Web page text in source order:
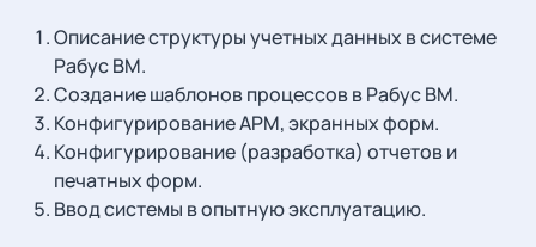
Описание структуры учетных данных в системе
Рабус ВМ.
Создание шаблонов процессов в Рабус ВМ.
Конфигурирование АРМ, экранных форм.
Конфигурирование (разработка) отчетов и
печатных форм.
Ввод системы в опытную эксплуатацию.